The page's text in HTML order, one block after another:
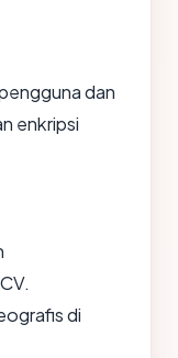
dan
enkripsi
di